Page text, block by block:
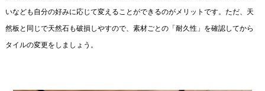
いなども自分の好みに応じて変えることができるのがメリットです。ただ、天
然板と同じで天然石も破損しやすので、素材ごとの「耐久性」を確認してから
タイルの変更をしましょう。